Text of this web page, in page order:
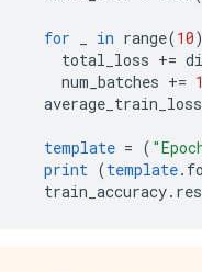
for in range(10
total_loss +=
num_batches += 1
average_train_loss
template = (
print (template.
train_accuracy.